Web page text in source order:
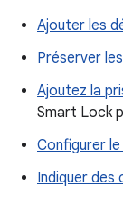
Ajouter les
Préserver
Ajoutez la
Smart Lock
Configurer
Indiquer des